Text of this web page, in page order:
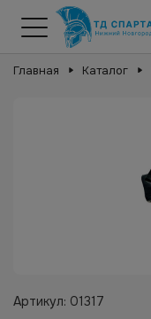
Главная Каталог
Артикул: 01317